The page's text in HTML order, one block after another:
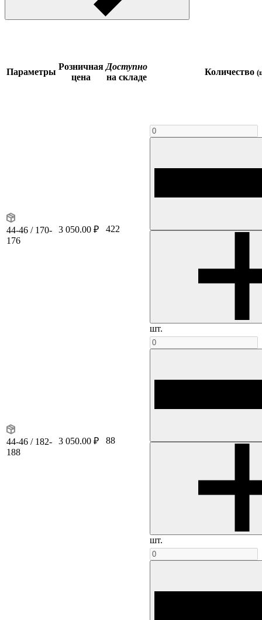
Параметры
Розничная
цена
Доступно
на складе
Количество
44-46 / 170-
176
3 050.00 ₽ 422
шт.
44-46 / 182-
188
3 050.00 ₽ 88
шт.